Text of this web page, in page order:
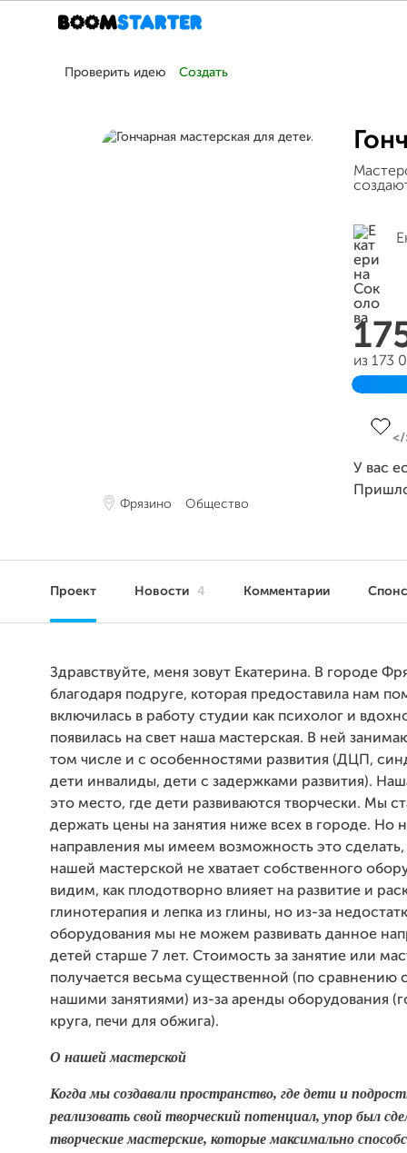
Проверить идею Создать
Фрязино Общество
из 173
У вас
Проект Новости 4 Комментарии
Здравствуйте, меня зовут Екатерина. В городе
благодаря подруге, которая предоставила нам
включилась в работу студии как психолог и
появилась на свет наша мастерская. В ней
том числе и с особенностями развития (ДЦП,
дети инвалиды, дети с задержками развития).
это место, где дети развиваются творчески. Мы
держать цены на занятия ниже всех в городе. Но
направления мы имеем возможность это сделать,
нашей мастерской не хватает собственного
видим, как плодотворно влияет на развитие и
глинотерапия и лепка из глины, но из-за
оборудования мы не можем развивать данное
детей старше 7 лет. Стоимость за занятие или
получается весьма существенной (по сравнению
нашими занятиями) из-за аренды оборудования
круга, печи для обжига).
О нашей мастерской
Когда мы создавали пространство, где дети и
реализовать свой творческий потенциал, упор был
творческие мастерские, которые максимально